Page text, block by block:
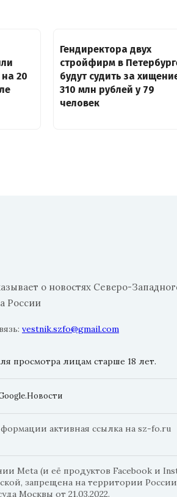
20
Гендиректора двух
стройфирм в
будут судить за
310 млн рублей у 79
человек
о новостях Северо-
России
vestnik.szfo@gmail.com
просмотра лицам старше 18 лет.
активная ссылка на sz-fo.ru
Meta (и её продуктов Facebook и
запрещена на территории
Москвы от 21.03.2022.